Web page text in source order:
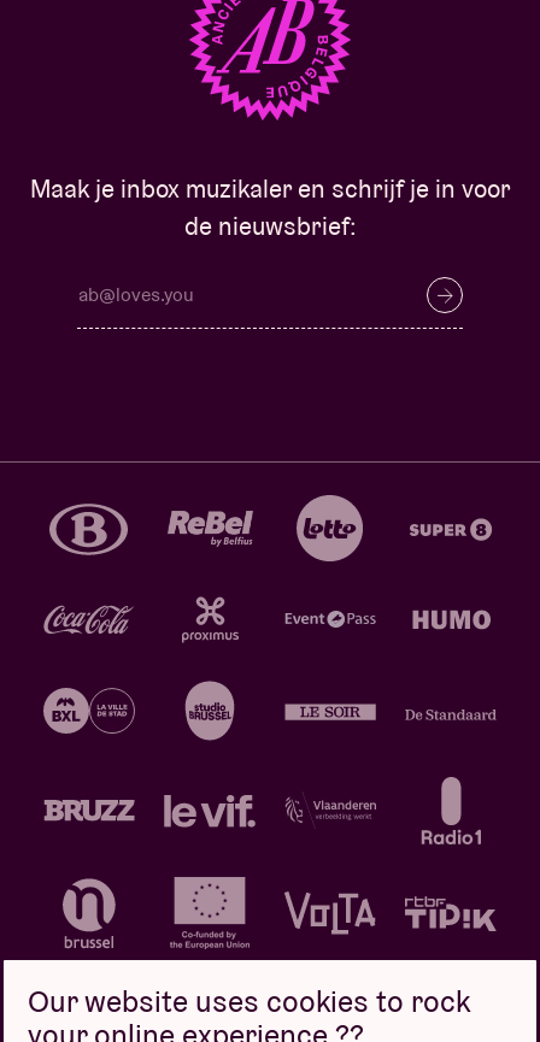
Maak je inbox muzikaler en schrijf je in voor
de nieuwsbrief:
Our website uses cookies to rock